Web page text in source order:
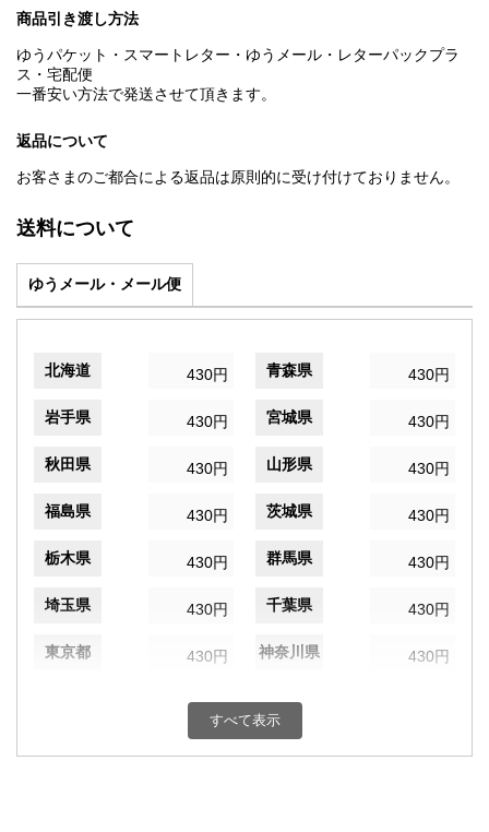
商品引き渡し方法
ゆうパケット・スマートレター・ゆうメール・レターパックプラ
ス・宅配便
一番安い方法で発送させて頂きます。
返品について
お客さまのご都合による返品は原則的に受け付けておりません。
送料について
ゆうメール・メール便
北海道 430円 青森県 430円
岩手県 430円 宮城県 430円
秋田県 430円 山形県 430円
福島県 430円 茨城県 430円
栃木県 430円 群馬県 430円
埼玉県 430円 千葉県 430円
東京都 430円 神奈川県 430円
430円 富山県
すべて表示